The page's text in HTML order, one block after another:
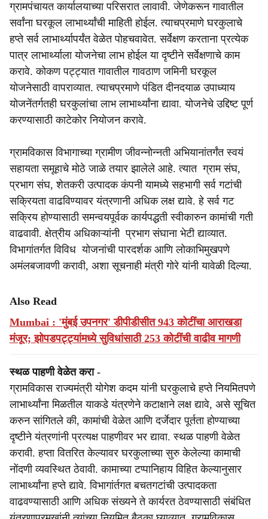
ग्रामपंचायत कार्यालयाच्या परिसरात लावावी. जेणेकरून गावातील
सर्वांना घरकूल लाभार्थ्यांची माहिती होईल. त्याचप्रमाणे घरकुलाचे
हप्ते सर्व लाभार्थ्यापर्यंत वेळेत पोहचवावेत. सर्वेक्षण करताना प्रत्येक
पात्र लाभार्थ्याला योजनेचा लाभ होईल या दृष्टीने सर्वेक्षणाचे काम
करावे. कोकण पट्ट्यात गावातील गावठाण जमिनी घरकूल
योजनेसाठी वापराव्यात. त्याचप्रमाणे पंडित दीनदयाळ उपाध्याय
योजनेंतर्गतही घरकुलांचा लाभ लाभार्थ्यांना द्यावा. योजनेचे उद्दिष्ट पूर्ण
करण्यासाठी काटेकोर नियोजन करावे.
ग्रामविकास विभागाच्या ग्रामीण जीवन्नोन्नती अभियानांतर्गंत स्वयं
सहायता समूहाचे मोठे जाळे तयार झालेले आहे. त्यात ग्राम संघ,
प्रभाग संघ, शेतकरी उत्पादक कंपनी यामध्ये सहभागी सर्व गटांची
सक्रियता वाढविण्यावर यंत्रणानी अधिक लक्ष द्यावे. हे सर्व गट
सक्रिय होण्यासाठी समन्वयपूर्वक कार्यपद्धती स्वीकारुन कामांची गती
वाढवावी. क्षेत्रीय अधिकाऱ्यांनी प्रभाग संघाना भेटी द्याव्यात.
विभागांतर्गत विविध योजनांची पारदर्शक आणि लोकाभिमुखपणे
अमंलबजावणी करावी, अशा सूचनाही मंत्री गोरे यांनी यावेळी दिल्या.
Also Read
Mumbai : 'मुंबई उपनगर' डीपीडीसीत 943 कोटींचा आराखडा
मंजूर; झोपडपट्ट्यांमध्ये सुविधांसाठी 253 कोटींची वाढीव मागणी
स्थळ पाहणी वेळेत करा -
ग्रामविकास राज्यमंत्री योगेश कदम यांनी घरकुलाचे हप्ते नियमितपणे
लाभार्थ्यांना मिळतील याकडे यंत्रणेने कटाक्षाने लक्ष द्यावे, असे सूचित
करुन सांगितले की, कामांची वेळेत आणि दर्जेदार पूर्तता होण्याच्या
दृष्टीने यंत्रणांनी प्रत्यक्ष पाहणीवर भर द्यावा. स्थळ पाहणी वेळेत
करावी. हप्ता वितरित केल्यावर घरकुलाच्या सुरु केलेल्या कामाची
नोंदणी व्यवस्थित ठेवावी. कामाच्या टप्पानिहाय विहित केल्यानुसार
लाभार्थ्यांना हप्ते द्यावे. विभागांर्तगत बचतगटांची उत्पादकता
वाढवण्यासाठी आणि अधिक संख्यने ते कार्यरत ठेवण्यासाठी संबंधित